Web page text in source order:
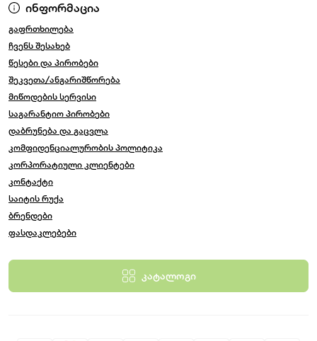
ინფორმაცია
გაფრთხილება
ჩვენს შესახებ
წესები და პირობები
შეკვეთა/ანგარიშწორება
მიწოდების სერვისი
საგარანტიო პირობები
დაბრუნება და გაცვლა
კომფიდენციალურობის პოლიტიკა
კორპორატიული კლიენტები
კონტაქტი
საიტის რუქა
ბრენდები
ფასდაკლებები
კატალოგი